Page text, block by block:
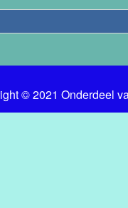
© 2021 Onderdeel